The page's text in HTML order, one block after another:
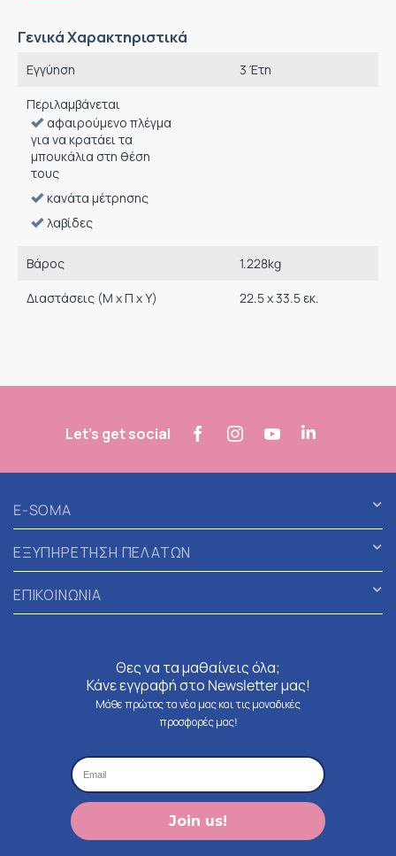
Γενικά Χαρακτηριστικά
Εγγύηση 3 Έτη
Περιλαμβάνεται
αφαιρούμενο πλέγμα
για να κρατάει τα
μπουκάλια στη θέση
τους
κανάτα μέτρησης
λαβίδες
Βάρος 1.228kg
Διαστάσεις (M x Π x Υ) 22.5 x 33.5 εκ.
Let's get social
E-SOMA
ΕΞΥΠΗΡΕΤΗΣΗ ΠΕΛΑΤΩΝ
ΕΠΙΚΟΙΝΩΝΙΑ
Θες να τα μαθαίνεις όλα;
Κάνε εγγραφή στο Newsletter μας!
Μάθε πρώτος τα νέα μας και τις μοναδικές
προσφορές μας!
Join us!